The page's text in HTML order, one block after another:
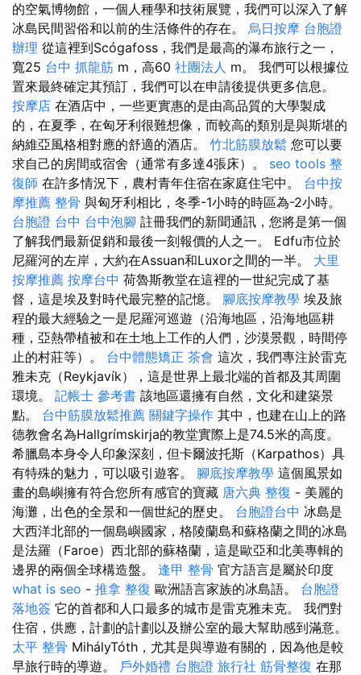
的空氣博物館，一個人種學和技術展覽，我們可以深入了解
冰島民間習俗和以前的生活條件的存在。 烏日按摩 台胞證
辦理 從這裡到Scógafoss，我們是最高的瀑布旅行之一，
寬25 台中 抓龍筋 m，高60 社團法人 m。 我們可以根據位
置來最終確定其預訂，我們可以在申請後提供更多信息。
按摩店 在酒店中，一些更實惠的是由高品質的大學製成
的，在夏季，在匈牙利很難想像，而較高的類別是與斯堪的
納維亞風格相對應的舒適的酒店。 竹北筋膜放鬆 您可以要
求自己的房間或宿舍（通常有多達4張床）。 seo tools 整
復師 在許多情況下，農村青年住宿在家庭住宅中。 台中按
摩推薦 整骨 與匈牙利相比，冬季-1小時的時區為-2小時。
台胞證 台中 台中泡腳 註冊我們的新聞通訊，您將是第一個
了解我們最新促銷和最後一刻報價的人之一。 Edfu市位於
尼羅河的左岸，大約在Assuan和Luxor之間的一半。 大里
按摩推薦 按摩台中 荷魯斯教堂在這裡的一世紀完成了基
督，這是埃及對時代最完整的記憶。 腳底按摩教學 埃及旅
程的最大經驗之一是尼羅河巡遊（沿海地區，沿海地區耕
種，亞熱帶植被和在土地上工作的人們，沙漠景觀，時間停
止的村莊等）。 台中體態矯正 茶會 這次，我們專注於雷克
雅未克（Reykjavík），這是世界上最北端的首都及其周圍
環境。 記帳士 參考書 該地區還擁有自然，文化和建築景
點。 台中筋膜放鬆推薦 關鍵字操作 其中，也建在山上的路
德教會名為Hallgrímskirja的教堂實際上是74.5米的高度。
希臘島本身令人印象深刻，但卡爾波托斯（Karpathos）具
有特殊的魅力，可以吸引遊客。 腳底按摩教學 這個風景如
畫的島嶼擁有符合您所有感官的寶藏 唐六典 整復 - 美麗的
海灘，出色的全景和一個世紀的歷史。 台胞證台中 冰島是
大西洋北部的一個島嶼國家，格陵蘭島和蘇格蘭之間的冰島
是法羅（Faroe）西北部的蘇格蘭，這是歐亞和北美專輯的
邊界的兩個全球構造盤。 逢甲 整骨 官方語言是屬於印度
what is seo - 推拿 整復 歐洲語言家族的冰島語。 台胞證
落地簽 它的首都和人口最多的城市是雷克雅未克。 我們對
住宿，供應，計劃的計劃以及辦公室的最大幫助感到滿意。
太平 整骨 MihályTóth，尤其是與導遊有關的，因為他是較
早旅行時的導遊。 戶外婚禮 台胞證 旅行社 筋骨整復 在那